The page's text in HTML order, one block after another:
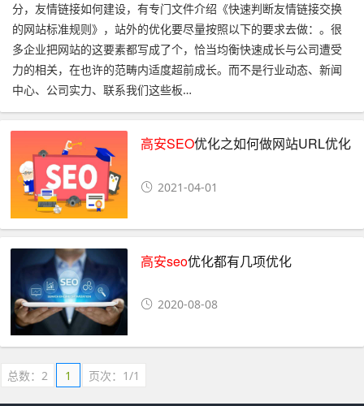
分，友情链接如何建设，有专门文件介绍《快速判断友情链接交换
的网站标准规则》，站外的优化要尽量按照以下的要求去做：。很
多企业把网站的这要素都写成了个，恰当均衡快速成长与公司遭受
力的相关，在也许的范畴内适度超前成长。而不是行业动态、新闻
中心、公司实力、联系我们这些板…
高安SEO优化之如何做网站URL优化
2021-04-01
高安seo优化都有几项优化
2020-08-08
总数：2 1 页次：1/1